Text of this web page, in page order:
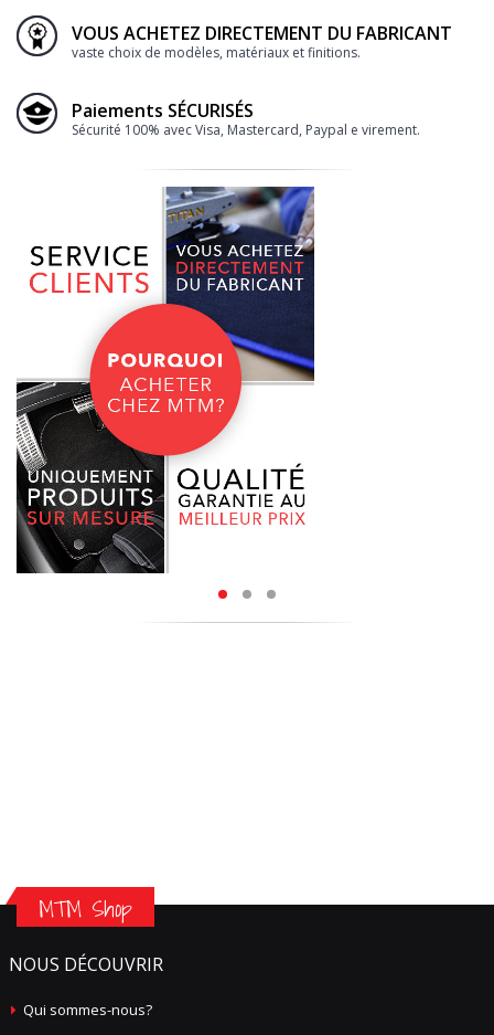
VOUS ACHETEZ DIRECTEMENT DU FABRICANT
vaste choix de modèles, matériaux et finitions.
Paiements SÉCURISÉS
Sécurité 100% avec Visa, Mastercard, Paypal e virement.
MTM Shop
NOUS DÉCOUVRIR
Qui sommes-nous?